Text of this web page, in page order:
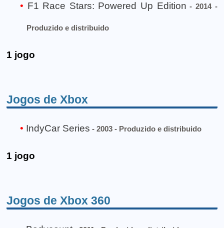
F1 Race Stars: Powered Up Edition - 2014 -
Produzido e distribuido
1 jogo
Jogos de Xbox
IndyCar Series - 2003 - Produzido e distribuido
1 jogo
Jogos de Xbox 360